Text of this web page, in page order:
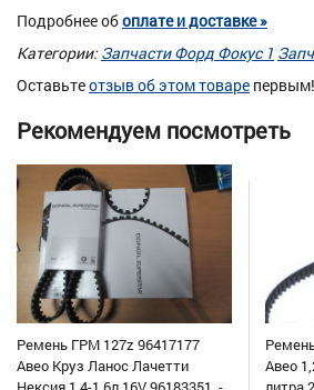
Подробнее обоплате и доставке »
Категории: Запчасти Форд Фокус 1
Оставьтеотзыв об этом товаре первым!
Рекомендуем посмотреть
Ремень ГРМ 127z 96417177
Авео Круз Ланос Лачетти
Авео